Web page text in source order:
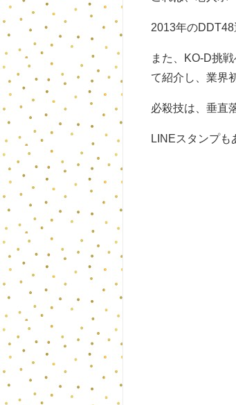
2013年の
また、KO-D挑
て紹介し、業界
必殺技は、垂直
LINEスタンプ